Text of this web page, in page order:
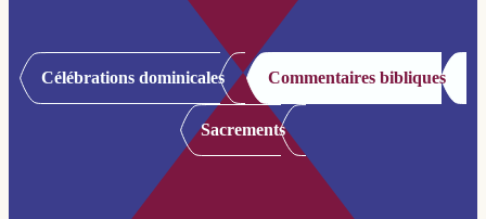
Célébrations dominicales Commentaires bibliques
Sacrements